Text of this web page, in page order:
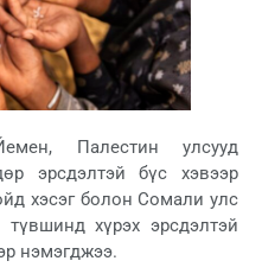
Палестин улсууд
эрсдэлтэй бүс хэвээр
хэсэг болон Сомали улс
хүрэх эрсдэлтэй
нэмэгджээ.